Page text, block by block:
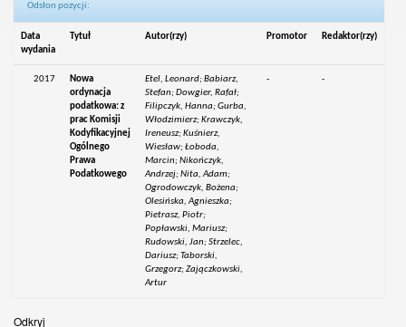
Odsłon pozycji:
Data
wydania
Tytuł Autor(rzy) Promotor Redaktor(rzy)
2017
Nowa
ordynacja
podatkowa: z
prac Komisji
Kodyfikacyjnej
Ogólnego
Prawa
Podatkowego
Etel, Leonard; Babiarz,
Stefan; Dowgier, Rafał;
Filipczyk, Hanna; Gurba,
Włodzimierz; Krawczyk,
Ireneusz; Kuśnierz,
Wiesław; Łoboda,
Marcin; Nikończyk,
Andrzej; Nita, Adam;
Ogrodowczyk, Bożena;
Olesińska, Agnieszka;
Pietrasz, Piotr;
Popławski, Mariusz;
Rudowski, Jan; Strzelec,
Dariusz; Taborski,
Grzegorz; Zajączkowski,
Artur
- -
Odkryj